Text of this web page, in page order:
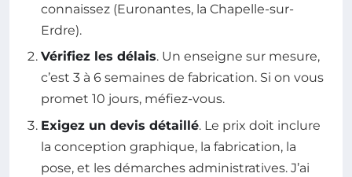
connaissez (Euronantes, la Chapelle-sur-
Erdre).
Vérifiez les délais. Un enseigne sur mesure,
c’est 3 à 6 semaines de fabrication. Si on vous
promet 10 jours, méfiez-vous.
Exigez un devis détaillé. Le prix doit inclure
la conception graphique, la fabrication, la
pose, et les démarches administratives. J’ai